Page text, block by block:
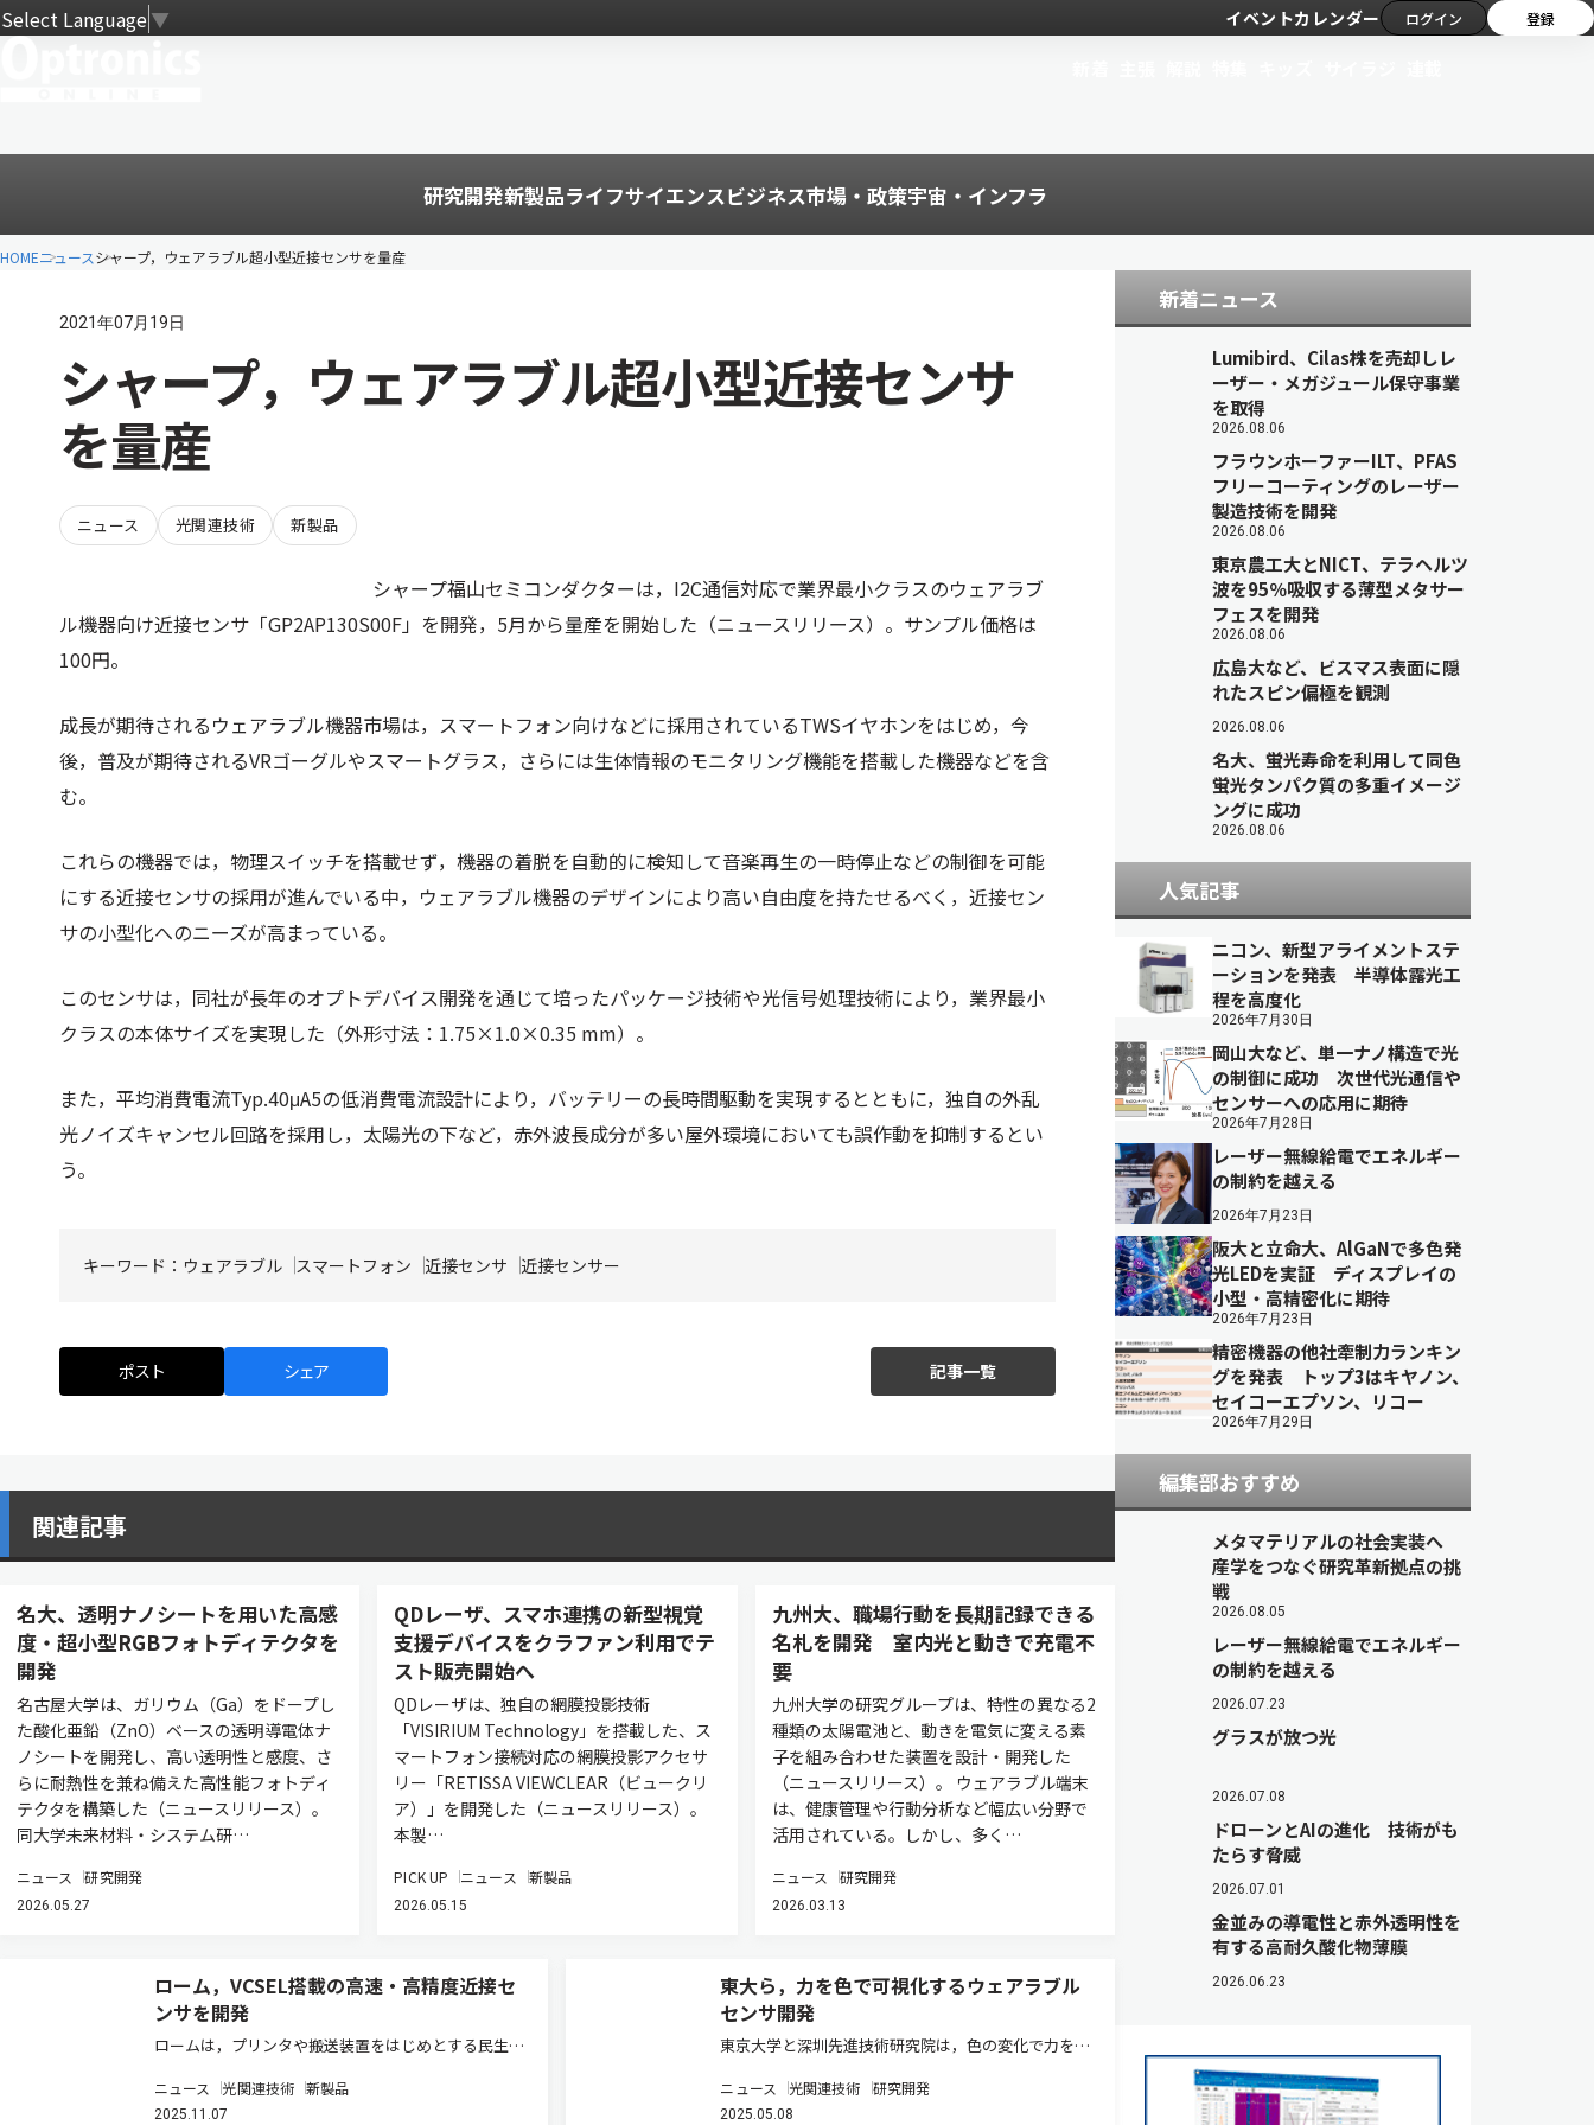
Select Language▼ イベントカレンダー ログイン 登録
研究開発新製品ライフサイエンスビジネス市場・政策宇宙・インフラ
HOMEニュースシャープ，ウェアラブル超小型近接センサを量産
2021年07月19日
シャープ，ウェアラブル超小型近接センサ
を量産
ニュース 光関連技術 新製品
シャープ福山セミコンダクターは，I2C通信対応で業界最小クラスのウェアラブ
ル機器向け近接センサ「GP2AP130S00F」を開発，5月から量産を開始した（ニュースリリース）。サンプル価格は
100円。
成長が期待されるウェアラブル機器市場は，スマートフォン向けなどに採用されているTWSイヤホンをはじめ，今
後，普及が期待されるVRゴーグルやスマートグラス，さらには生体情報のモニタリング機能を搭載した機器などを含
む。
これらの機器では，物理スイッチを搭載せず，機器の着脱を自動的に検知して音楽再生の一時停止などの制御を可能
にする近接センサの採用が進んでいる中，ウェアラブル機器のデザインにより高い自由度を持たせるべく，近接セン
サの小型化へのニーズが高まっている。
このセンサは，同社が長年のオプトデバイス開発を通じて培ったパッケージ技術や光信号処理技術により，業界最小
クラスの本体サイズを実現した（外形寸法：1.75×1.0×0.35 mm）。
また，平均消費電流Typ.40μA5の低消費電流設計により，バッテリーの長時間駆動を実現するとともに，独自の外乱
光ノイズキャンセル回路を採用し，太陽光の下など，赤外波長成分が多い屋外環境においても誤作動を抑制するとい
う。
キーワード： ウェアラブル スマートフォン 近接センサ 近接センサー
ポスト シェア 記事一覧
関連記事
名大、透明ナノシートを用いた高感
度・超小型RGBフォトディテクタを
開発
名古屋大学は、ガリウム（Ga）をドープし
た酸化亜鉛（ZnO）ベースの透明導電体ナ
ノシートを開発し、高い透明性と感度、さ
らに耐熱性を兼ね備えた高性能フォトディ
テクタを構築した（ニュースリリース）。
同大学未来材料・システム研…
ニュース 研究開発
2026.05.27
QDレーザ、スマホ連携の新型視覚
支援デバイスをクラファン利用でテ
スト販売開始へ
QDレーザは、独自の網膜投影技術
「VISIRIUM Technology」を搭載した、ス
マートフォン接続対応の網膜投影アクセサ
リー「RETISSA VIEWCLEAR（ビュークリ
ア）」を開発した（ニュースリリース）。
本製…
PICK UP ニュース 新製品
2026.05.15
九州大、職場行動を長期記録できる
名札を開発 室内光と動きで充電不
要
九州大学の研究グループは、特性の異なる2
種類の太陽電池と、動きを電気に変える素
子を組み合わせた装置を設計・開発した
（ニュースリリース）。 ウェアラブル端末
は、健康管理や行動分析など幅広い分野で
活用されている。しかし、多く…
ニュース 研究開発
2026.03.13
ローム，VCSEL搭載の高速・高精度近接セ
ンサを開発
ロームは，プリンタや搬送装置をはじめとする民生・
高速移動体を高精度に検知可能なアナログ小型近接セ
ニュース 光関連技術 新製品
2025.11.07
東大ら，力を色で可視化するウェアラブル
センサ開発
東京大学と深圳先進技術研究院は，色の変化で力を可
リース）。 力を可視化するメカノクロミック素材は
ニュース 光関連技術 研究開発
2025.05.08
新着ニュース
Lumibird、Cilas株を売却しレ
ーザー・メガジュール保守事業
を取得
2026.08.06
フラウンホーファーILT、PFAS
フリーコーティングのレーザー
製造技術を開発
2026.08.06
東京農工大とNICT、テラヘルツ
波を95％吸収する薄型メタサー
フェスを開発
2026.08.06
広島大など、ビスマス表面に隠
れたスピン偏極を観測
2026.08.06
名大、蛍光寿命を利用して同色
蛍光タンパク質の多重イメージ
ングに成功
2026.08.06
人気記事
ニコン、新型アライメントステ
ーションを発表 半導体露光工
程を高度化
2026年7月30日
岡山大など、単一ナノ構造で光
の制御に成功 次世代光通信や
センサーへの応用に期待
2026年7月28日
レーザー無線給電でエネルギー
の制約を越える
2026年7月23日
阪大と立命大、AlGaNで多色発
光LEDを実証 ディスプレイの
小型・高精密化に期待
2026年7月23日
精密機器の他社牽制力ランキン
グを発表 トップ3はキヤノン、
セイコーエプソン、リコー
2026年7月29日
編集部おすすめ
メタマテリアルの社会実装へ
産学をつなぐ研究革新拠点の挑
戦
2026.08.05
レーザー無線給電でエネルギー
の制約を越える
2026.07.23
グラスが放つ光
2026.07.08
ドローンとAIの進化 技術がも
たらす脅威
2026.07.01
金並みの導電性と赤外透明性を
有する高耐久酸化物薄膜
2026.06.23